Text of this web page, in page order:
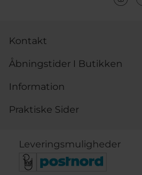
Kontakt
Åbningstider I Butikken
Information
Praktiske Sider
Leveringsmuligheder